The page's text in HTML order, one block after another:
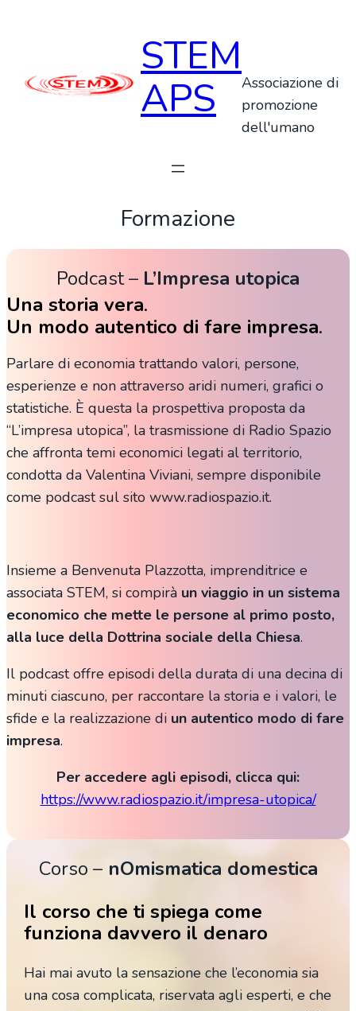
STEM
APS
Associazione di
promozione
dell'umano
Formazione
Podcast – L’Impresa utopica
Una storia vera.
Un modo autentico di fare impresa.
Parlare di economia trattando valori, persone,
esperienze e non attraverso aridi numeri, grafici o
statistiche. È questa la prospettiva proposta da
“L’impresa utopica”, la trasmissione di Radio Spazio
che affronta temi economici legati al territorio,
condotta da Valentina Viviani, sempre disponibile
come podcast sul sito www.radiospazio.it.
Insieme a Benvenuta Plazzotta, imprenditrice e
associata STEM, si compirà un viaggio in un sistema
economico che mette le persone al primo posto,
alla luce della Dottrina sociale della Chiesa.
Il podcast offre episodi della durata di una decina di
minuti ciascuno, per raccontare la storia e i valori, le
sfide e la realizzazione di un autentico modo di fare
impresa.
Per accedere agli episodi, clicca qui:
https://www.radiospazio.it/impresa-utopica/
Corso –nOmismatica domestica
Il corso che ti spiega come
funziona davvero il denaro
Hai mai avuto la sensazione che l’economia sia
una cosa complicata, riservata agli esperti, e che